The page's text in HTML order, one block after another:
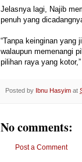
Jelasnya lagi, Najib
penuh yang
“Tanpa keinginan yang
walaupun memenangi
pilihan raya yang
Posted by Ibnu Hasyim at
No comments:
Post a Comment